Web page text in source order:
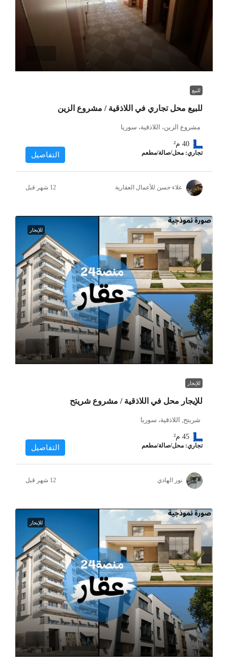
للبيع
للبيع محل تجاري في اللاذقية / مشروع الزين
مشروع الزين، اللاذقية، سوريا
40 م²
تجاري: محل/صالة/مطعم التفاصيل
علاء حسن للأعمال العقارية
للإيجار
للإيجار
للإيجار محل في اللاذقية / مشروع شريتح
شريتح, اللاذقية، سوريا
45 م²
تجاري: محل/صالة/مطعم التفاصيل
نور الهادي
للإيجار